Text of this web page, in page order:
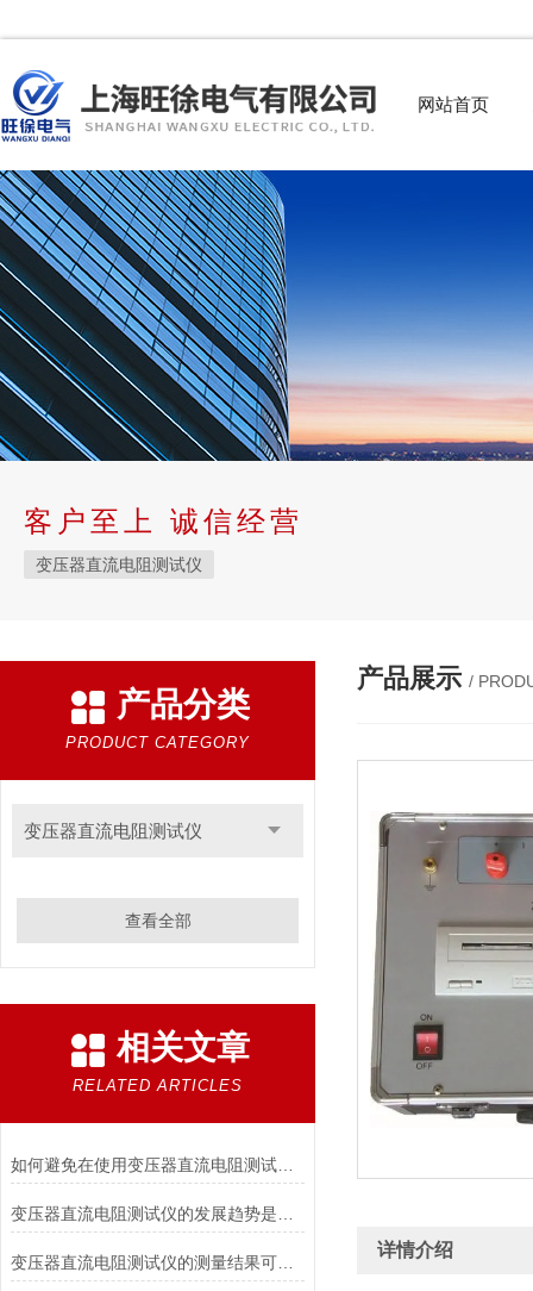
网站首页
客户至上 诚信经营
变压器直流电阻测试仪
产品分类
PRODUCT CATEGORY
变压器直流电阻测试仪
查看全部
相关文章
RELATED ARTICLES
如何避免在使用变压器直流电阻测试仪时对被测变压器造成损伤？
变压器直流电阻测试仪的测量结果可靠性如何？
产品展示 /
详情介绍